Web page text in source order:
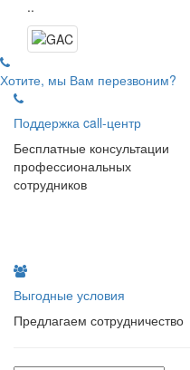
..
Хотите, мы Вам перезвоним?
Поддержка call-центр
Бесплатные консультации
профессиональных
сотрудников
Выгодные условия
Предлагаем сотрудничество